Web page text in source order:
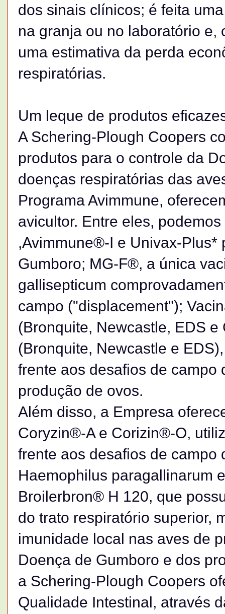
dos sinais clínicos; é feita
na granja ou no laboratório
uma estimativa da perda
respiratórias.
Um leque de produtos
A Schering-Plough Coopers
produtos para o controle da
doenças respiratórias das
Programa Avimmune,
avicultor. Entre eles,
,Avimmune®-I e Univax-Plus*
Gumboro; MG-F®, a única
gallisepticum
campo ("displacement");
(Bronquite, Newcastle, EDS
(Bronquite, Newcastle e
frente aos desafios de
produção de ovos.
Além disso, a Empresa
Coryzin®-A e Corizin®-O,
frente aos desafios de campo
Haemophilus paragallinarum
Broilerbron® H 120, que
do trato respiratório superior,
imunidade local nas aves de
Doença de Gumboro e dos
a Schering-Plough Coopers
Qualidade Intestinal, através